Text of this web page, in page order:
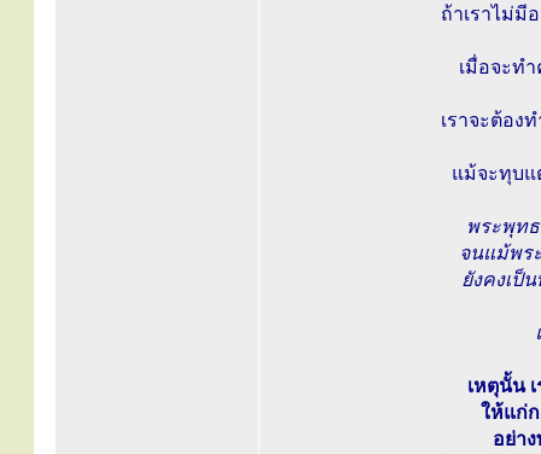
ถ้าเราไม่มี
เมื่อจะท
เราจะต้อง
แม้จะทุบแ
พระพุท
จนแม้พร
ยังคงเป็
เหตุนั้น
ให้แก่
อย่า